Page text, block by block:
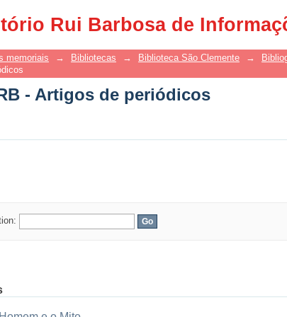
Rui Barbosa de
- Artigos de periódicos
memoriais → Bibliotecas → Biblioteca São Clemente →
- Artigos de periódicos